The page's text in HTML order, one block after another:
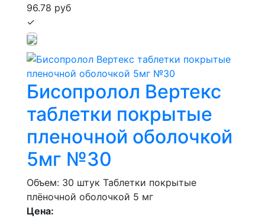
96.78 руб
✓
Бисопролол Вертекс
таблетки покрытые
пленочной оболочкой
5мг №30
Объем: 30 штук Таблетки покрытые
плёночной оболочкой 5 мг
Цена: